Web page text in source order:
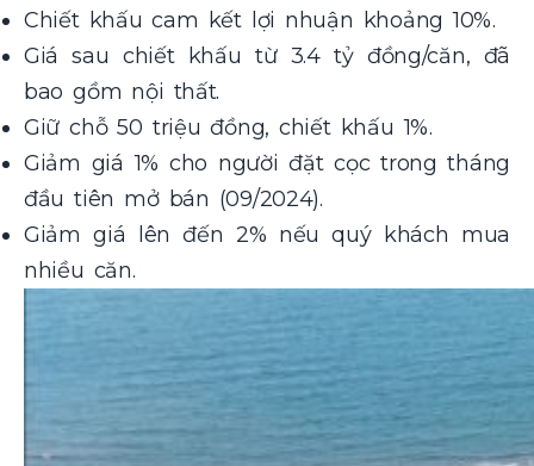
Chiết khấu cam kết lợi nhuận khoảng 10%.
Giá sau chiết khấu từ 3.4 tỷ đồng/căn, đã
bao gồm nội thất.
Giữ chỗ 50 triệu đồng, chiết khấu 1%.
Giảm giá 1% cho người đặt cọc trong tháng
đầu tiên mở bán (09/2024).
Giảm giá lên đến 2% nếu quý khách mua
nhiều căn.